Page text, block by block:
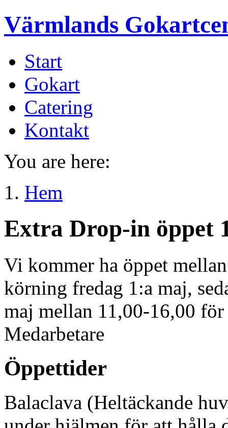
Värmlands
Start
Gokart
Catering
Kontakt
You are here:
Hem
Extra Drop-in öppet
Vi kommer ha öppet
körning fredag 1:a maj,
maj mellan 11,00-16,00
Medarbetare
Öppettider
Balaclava (Heltäckande